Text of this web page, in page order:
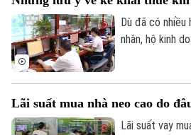
Golf
Sao
Điện ảnh
Thời trang
Âm nhạc
ngày đang
từng thôn, từng
cuộc của cả
Dù đã có
nhân, hộ kinh
này.
Lãi suất mua nhà neo cao do
Lãi suất vay